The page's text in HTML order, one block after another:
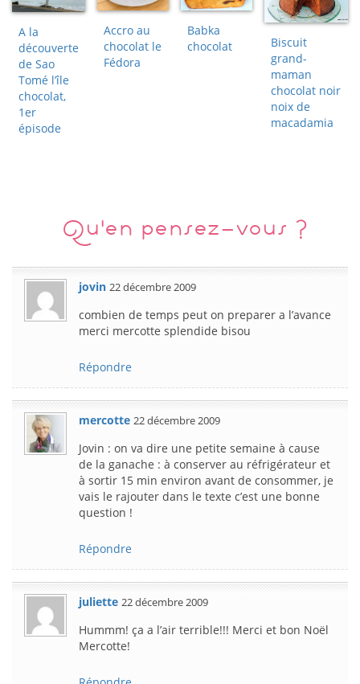
A la
découverte
de Sao
Tomé l’île
chocolat,
1er
épisode
Accro au
chocolat le
Fédora
Babka
chocolat
Biscuit
grand-
maman
chocolat noir
noix de
macadamia
Qu'en pensez-vous ?
jovin 22 décembre 2009
combien de temps peut on preparer a l’avance
merci mercotte splendide bisou
Répondre
mercotte 22 décembre 2009
Jovin : on va dire une petite semaine à cause
de la ganache : à conserver au réfrigérateur et
à sortir 15 min environ avant de consommer, je
vais le rajouter dans le texte c’est une bonne
question !
Répondre
juliette 22 décembre 2009
Hummm! ça a l’air terrible!!! Merci et bon Noël
Mercotte!